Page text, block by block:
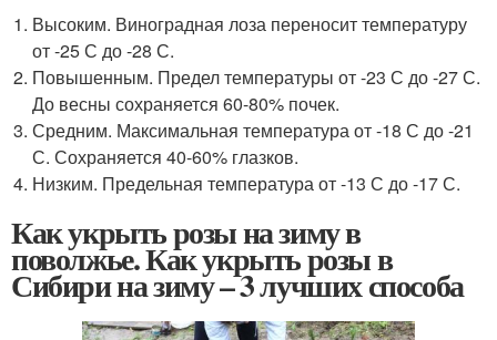
Высоким. Виноградная лоза переносит температуру
от -25 С до -28 С.
Повышенным. Предел температуры от -23 С до -27 С.
До весны сохраняется 60-80% почек.
Средним. Максимальная температура от -18 С до -21
С. Сохраняется 40-60% глазков.
Низким. Предельная температура от -13 С до -17 С.
Как укрыть розы на зиму в
поволжье. Как укрыть розы в
Сибири на зиму – 3 лучших способа